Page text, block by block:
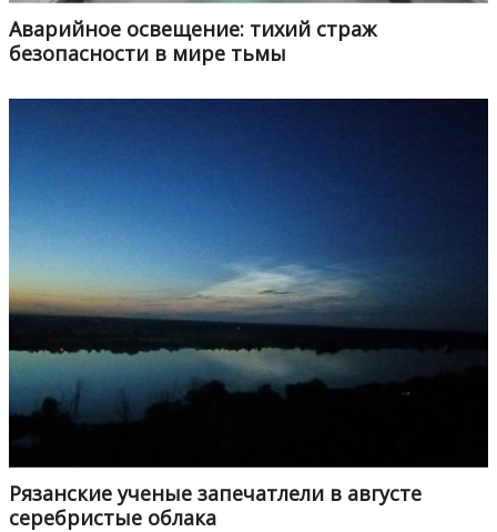
Аварийное освещение: тихий страж
безопасности в мире тьмы
Рязанские ученые запечатлели в августе
серебристые облака